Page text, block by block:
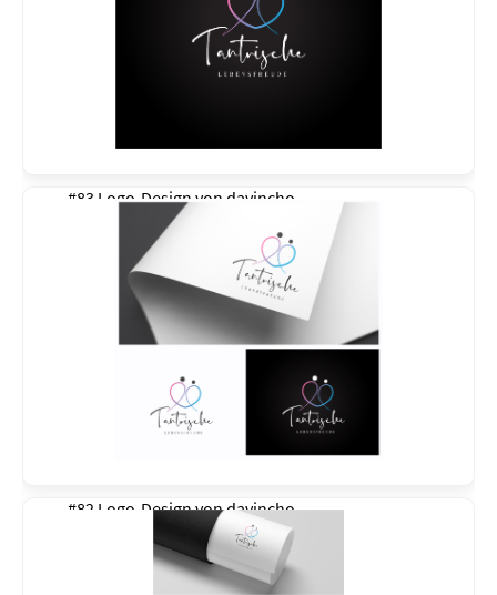
#83 Logo-Design von davincho
#82 Logo-Design vondavincho